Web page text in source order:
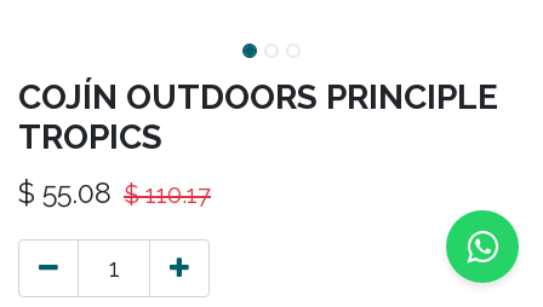
COJÍN OUTDOORS PRINCIPLE
TROPICS
$ 55.08 $110.17